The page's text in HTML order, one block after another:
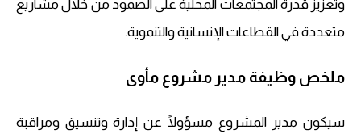
وتعزيز قدرة المجتمعات المحلية على الصمود من خلال مشاريع
متعددة في القطاعات الإنسانية والتنموية.
ملخص وظيفة مدير مشروع مأوى
سيكون مدير المشروع مسؤولًا عن إدارة وتنسيق ومراقبة